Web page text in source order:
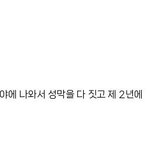
에 나와서 성막을 다 짓고 제 2년에